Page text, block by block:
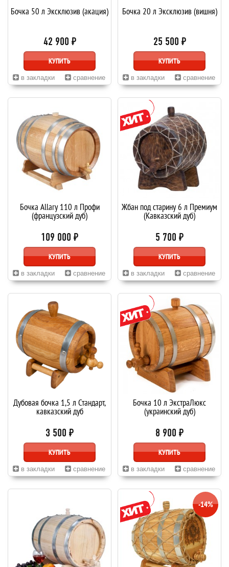
Бочка 50 л Эксклюзив (акация)
42 900 ₽
КУПИТЬ
в закладки сравнение
Бочка 20 л Эксклюзив (вишня)
25 500 ₽
КУПИТЬ
в закладки сравнение
Бочка Allary 110 л Профи
(французский дуб)
109 000 ₽
КУПИТЬ
в закладки сравнение
Жбан под старину 6 л Премиум
(Кавказский дуб)
5 700 ₽
КУПИТЬ
в закладки сравнение
Дубовая бочка 1,5 л Стандарт,
кавказский дуб
3 500 ₽
КУПИТЬ
в закладки сравнение
Бочка 10 л ЭкстраЛюкс
(украинский дуб)
8 900 ₽
КУПИТЬ
в закладки сравнение
-14%